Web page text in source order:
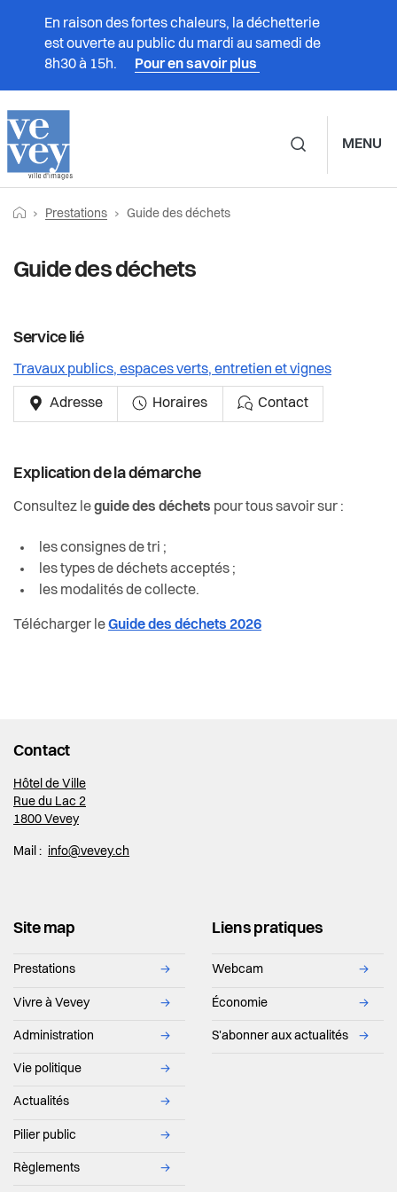
En raison des fortes chaleurs, la déchetterie
est ouverte au public du mardi au samedi de
8h30 à 15h.
Pour en savoir plus
MENU
Prestations
Vivre à Vevey
Vie politique
Actualités
Règlements
FilRetourner vers la page d'accueil
Prestations Page actuelle:
Guide des déchets
Guide des déchets
Service lié
Travaux publics, espaces verts, entretien et vignes
Adresse Horaires Contact
Explication de la démarche
Consultez leguide des déchets pour tous savoir sur :
les consignes de tri ;
les types de déchets acceptés ;
les modalités de collecte.
Télécharger leGuide des déchets 2026
Contact
Hôtel de Ville
Rue du Lac 2
1800 Vevey
Mail : info@vevey.ch
Site map
Prestations →
Vivre à Vevey →
Administration →
Vie politique →
Actualités →
Pilier public →
Règlements →
Liens pratiques
Webcam →
Économie →
S'abonner aux actualités →